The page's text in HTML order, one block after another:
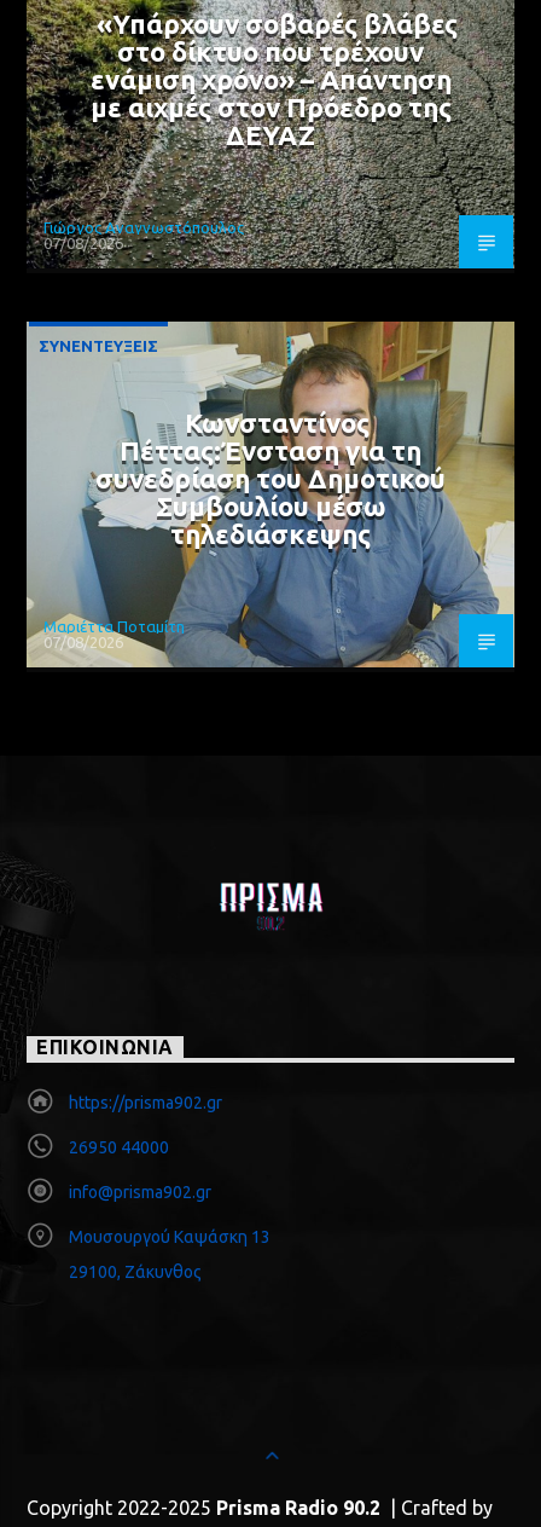
«Υπάρχουν σοβαρές βλάβες
στο δίκτυο που τρέχουν
ενάμιση χρόνο» – Απάντηση
με αιχμές στον Πρόεδρο της
ΔΕΥΑΖ
Γιώργος Αναγνωστόπουλος
07/08/2026
ΣΥΝΕΝΤΕΥΞΕΙΣ
Κωνσταντίνος
Πέττας:Ένσταση για τη
συνεδρίαση του Δημοτικού
Συμβουλίου μέσω
τηλεδιάσκεψης
Μαριέττα Ποταμίτη
07/08/2026
ΕΠΙΚΟΙΝΩΝΙΑ
https://prisma902.gr
26950 44000
info@prisma902.gr
Μουσουργού Καψάσκη 13
29100, Ζάκυνθος
Copyright 2022-2025 Prisma Radio 90.2 | Crafted by